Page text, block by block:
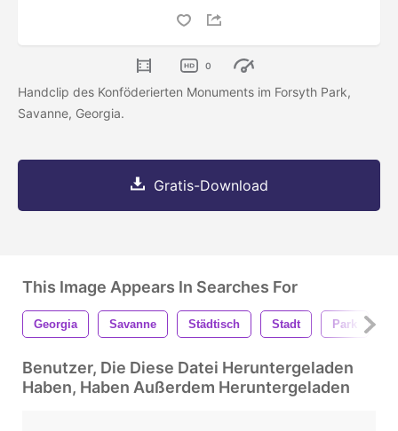
0
Handclip des Konföderierten Monuments im Forsyth Park,
Savanne, Georgia.
Gratis-Download
This Image Appears In Searches For
Georgia Savanne Städtisch Stadt Park
Benutzer, Die Diese Datei Heruntergeladen
Haben, Haben Außerdem Heruntergeladen